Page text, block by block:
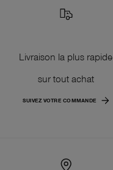
Livraison la plus rapide
sur tout achat
SUIVEZ VOTRE COMMANDE